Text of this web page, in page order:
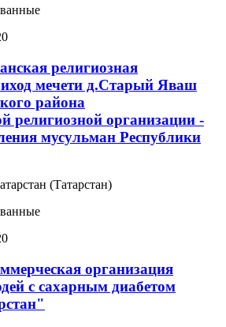
религиозная
мечети д.Старый Яваш
района
религиозной организации -
мусульман Республики
(Татарстан)
организация
с сахарным диабетом